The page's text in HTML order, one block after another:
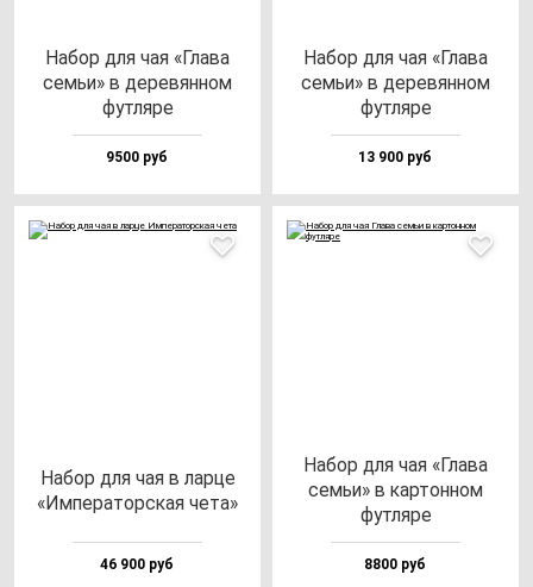
Набор для чая «Гла­ва
семьи» в де­ре­вян­ном
фут­ля­ре
9500 руб
Набор для чая «Гла­ва
семьи» в де­ре­вян­ном
фут­ля­ре
13 900 руб
Набор для чая в лар­це
«Импе­ра­тор­ская че­та»
46 900 руб
Набор для чая «Гла­ва
семьи» в кар­тон­ном
фут­ля­ре
8800 руб